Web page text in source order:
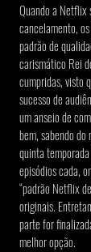
Quando a Netflix
cancelamento,
padrão de
carismático Rei
cumpridas, visto
sucesso de
um anseio de
bem, sabendo
quinta
episódios cada,
“padrão Netflix
originais.
parte for
melhor opção.